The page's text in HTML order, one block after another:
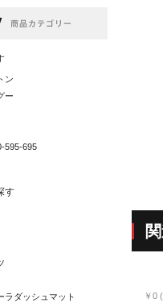
￥0
ン
ー
595-695
す
ラダッシュマット